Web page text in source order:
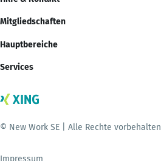
Mitgliedschaften
Hauptbereiche
Services
© New Work SE | Alle Rechte vorbehalten
Impressum